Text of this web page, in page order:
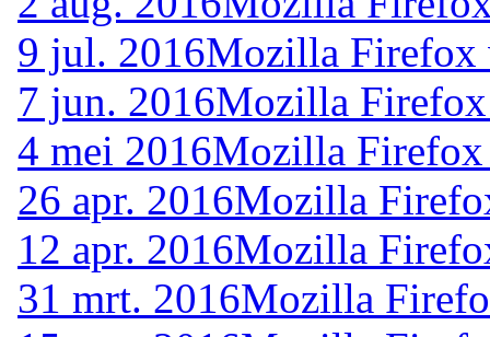
9 jul. 2016Mozilla Firefox
7 jun. 2016Mozilla
4 mei 2016Mozilla
26 apr. 2016Mozilla
12 apr. 2016Mozilla
31 mrt. 2016Mozilla